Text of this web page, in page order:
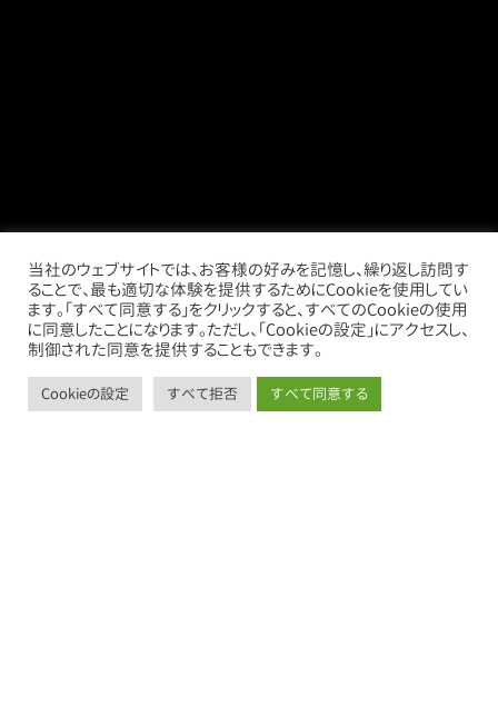
call mail store
当社のウェブサイトでは、お客様の好みを記憶し、繰り返し訪問す
ることで、最も適切な体験を提供するためにCookieを使用してい
ます。「すべて同意する」をクリックすると、すべてのCookieの使用
に同意したことになります。ただし、「Cookieの設定」にアクセスし、
制御された同意を提供することもできます。
Cookieの設定 すべて拒否 すべて同意する